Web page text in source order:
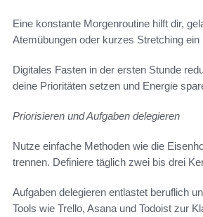
Eine konstante Morgenroutine hilft dir,
Atemübungen oder kurzes Stretching
Digitales Fasten in der ersten Stunde
deine Prioritäten setzen und Energie
Priorisieren und Aufgaben delegieren
Nutze einfache Methoden wie die
trennen. Definiere täglich zwei bis drei
Aufgaben delegieren entlastet beruflich
Tools wie Trello, Asana und Todoist zur